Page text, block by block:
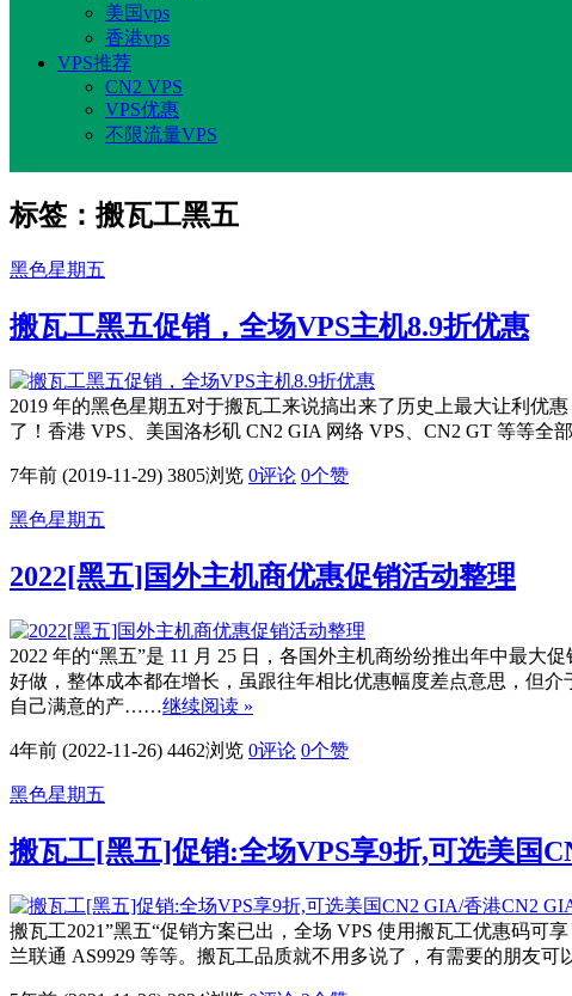
美国vps
香港vps
VPS推荐
CN2 VPS
VPS优惠
不限流量VPS
标签：搬瓦工黑五
黑色星期五
搬瓦工黑五促销，全场VPS主机8.9折优惠
2019 年的黑色星期五对于搬瓦工来说搞出来了历史上最大让利优
了！香港 VPS、美国洛杉矶 CN2 GIA 网络 VPS、CN2 GT 等等
7年前 (2019-11-29) 3805浏览 0评论 0个赞
黑色星期五
2022[黑五]国外主机商优惠促销活动整理
2022 年的“黑五”是 11 月 25 日，各国外主机商纷纷推出年中最
好做，整体成本都在增长，虽跟往年相比优惠幅度差点意思，但
自己满意的产……继续阅读 »
4年前 (2022-11-26) 4462浏览 0评论 0个赞
黑色星期五
搬瓦工[黑五]促销:全场VPS享9折,可选美国
搬瓦工2021”黑五“促销方案已出，全场 VPS 使用搬瓦工优惠码可
兰联通 AS9929 等等。搬瓦工品质就不用多说了，有需要的朋